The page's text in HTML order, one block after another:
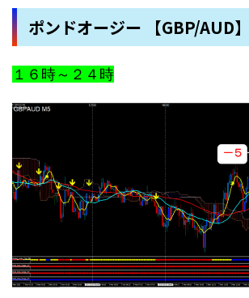
ポンドオージー 【GBP/AUD】
１６時～２４時